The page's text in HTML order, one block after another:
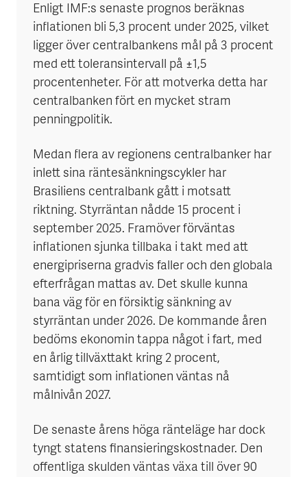
Enligt IMF:s senaste prognos beräknas
inflationen bli 5,3 procent under 2025, vilket
ligger över centralbankens mål på 3 procent
med ett toleransintervall på ±1,5
procentenheter. För att motverka detta har
centralbanken fört en mycket stram
penningpolitik.
Medan flera av regionens centralbanker har
inlett sina räntesänkningscykler har
Brasiliens centralbank gått i motsatt
riktning. Styrräntan nådde 15 procent i
september 2025. Framöver förväntas
inflationen sjunka tillbaka i takt med att
energipriserna gradvis faller och den globala
efterfrågan mattas av. Det skulle kunna
bana väg för en försiktig sänkning av
styrräntan under 2026. De kommande åren
bedöms ekonomin tappa något i fart, med
en årlig tillväxttakt kring 2 procent,
samtidigt som inflationen väntas nå
målnivån 2027.
De senaste årens höga ränteläge har dock
tyngt statens finansieringskostnader. Den
offentliga skulden väntas växa till över 90